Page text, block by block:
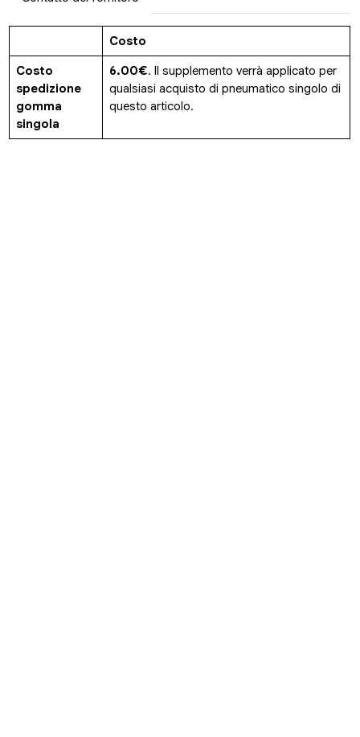
Costo
Costo
spedizione
gomma
singola
6.00€. Il supplemento verrà applicato per
qualsiasi acquisto di pneumatico singolo di
questo articolo.